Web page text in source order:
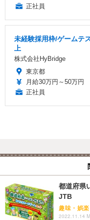
正社員
未経験採用枠/ゲームテ
上
株式会社HyBridge
東京都
月給30万円～50万円
正社員
都道府県
JTB
趣味・娯楽
2022.11.14